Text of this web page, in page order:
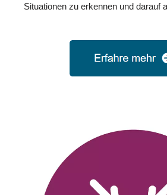
Situationen zu erkennen und darauf